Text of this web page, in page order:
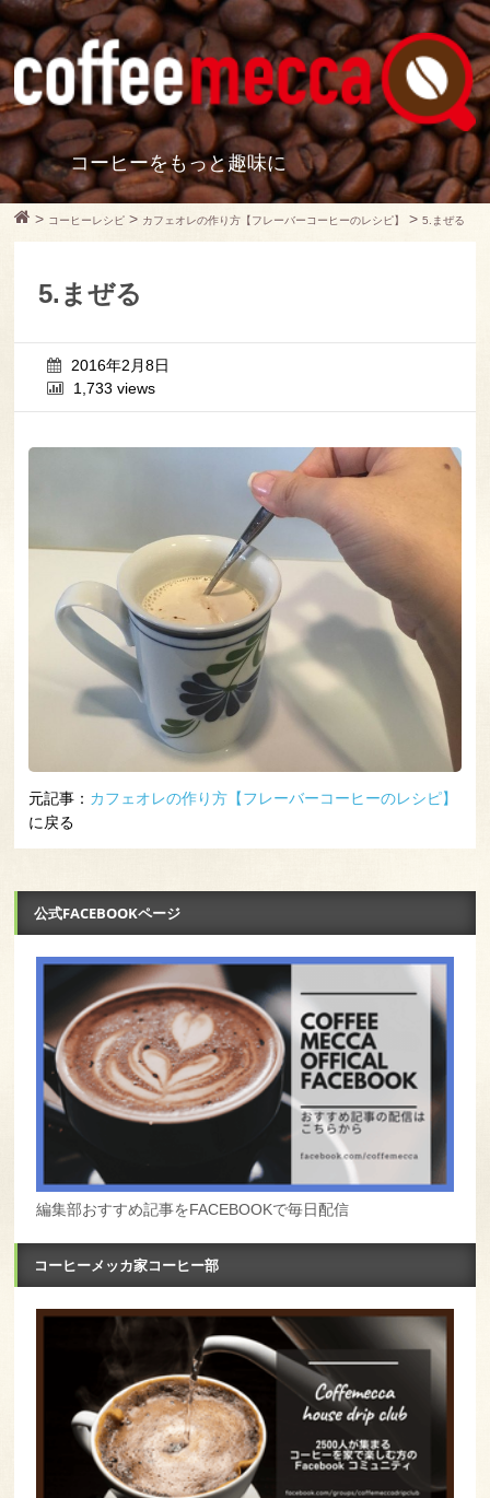
コーヒーをもっと趣味に
> コーヒーレシピ > カフェオレの作り方【フレーバーコーヒーのレシピ】 >5.まぜる
5.まぜる
2016年2月8日
1,733 views
元記事： カフェオレの作り方【フレーバーコーヒーのレシピ】
に戻る
公式FACEBOOKページ
編集部おすすめ記事をFACEBOOKで毎日配信
コーヒーメッカ家コーヒー部